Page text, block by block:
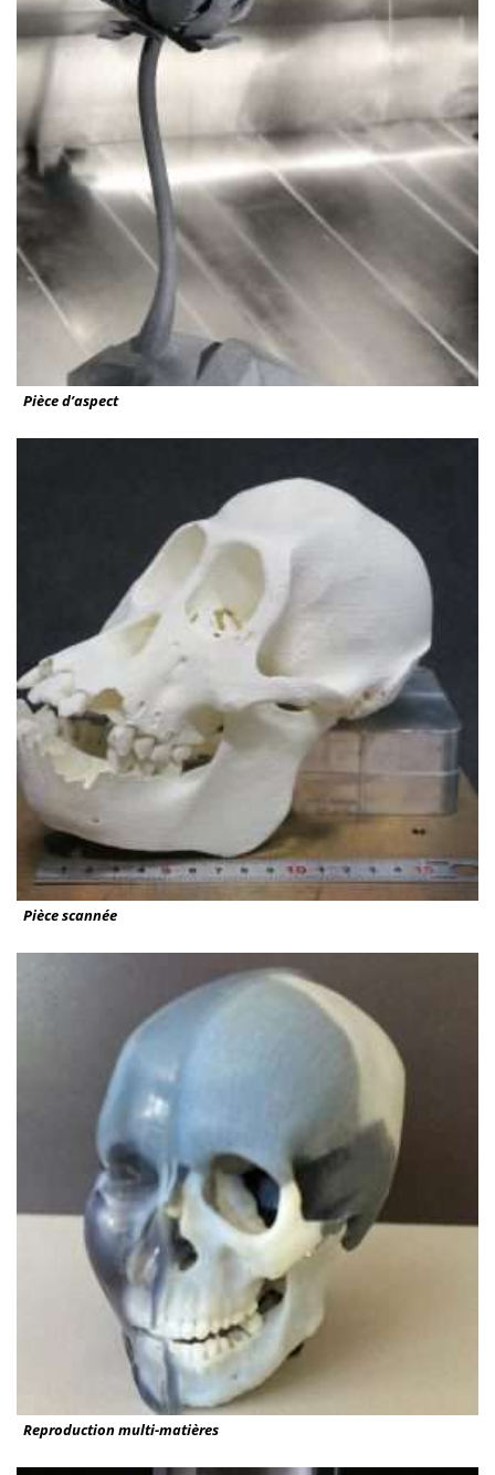
Pièce d’aspect
Pièce scannée
Reproduction multi-matières